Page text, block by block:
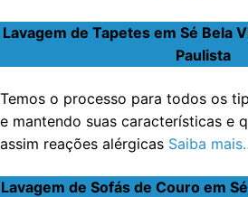
Lavagem de Tapetes em Sé Bela
Paulista
Temos o processo para todos os
e mantendo suas características e
assim reações alérgicas Saiba
Lavagem de Sofás de Couro em